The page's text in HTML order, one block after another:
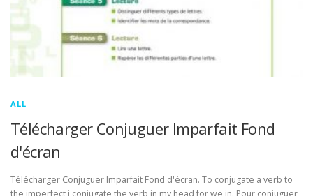
ALL
Télécharger Conjuguer Imparfait Fond
d'écran
Télécharger Conjuguer Imparfait Fond d'écran. To conjugate a verb to
the imperfect i conjugate the verb in my head for we in. Pour conjuguer